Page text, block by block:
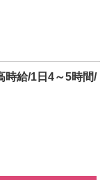
時給/1日4～5時間/